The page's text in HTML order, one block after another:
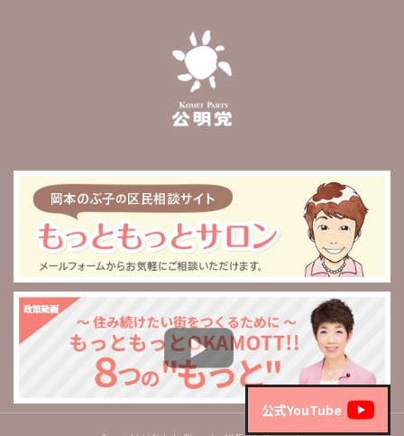
公式YouTube